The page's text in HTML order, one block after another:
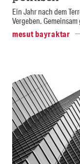
Ein Jahr nach dem
Vergeben.
mesut bayraktar